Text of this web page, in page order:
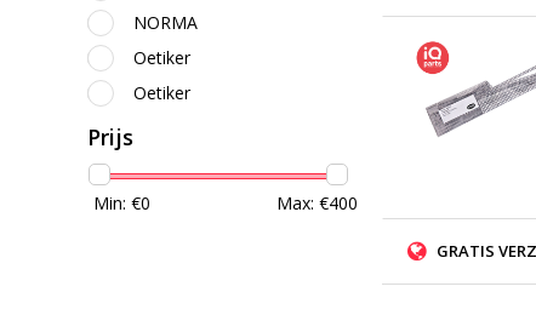
NORMA
Oetiker
Oetiker
Prijs
Min: €0 Max: €400
GRATIS